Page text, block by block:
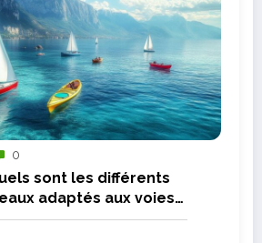
0
sont les différents
adaptés aux voies